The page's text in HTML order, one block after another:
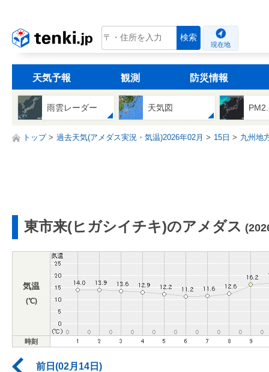
tenki.jp 検索
現在地
天気予報 観測 防災情報
雨雲レーダー 天気図
トップ 過去天気(アメダス実況・気温)2026年02月 15日 九州地
東市来(ヒガシイチキ)のアメダス
気温
(℃)
時刻
前日(02月14日)